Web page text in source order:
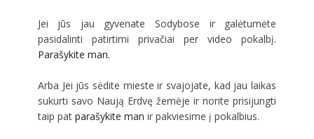
Jei jūs jau gyvenate Sodybose ir galėtumėte
pasidalinti patirtimi privačiai per video pokalbį.
Parašykite man.
Arba Jei jūs sėdite mieste ir svajojate, kad jau laikas
sukurti savo Naują Erdvę žemėje ir norite prisijungti
taip pat parašykite man ir pakviesime į pokalbius.